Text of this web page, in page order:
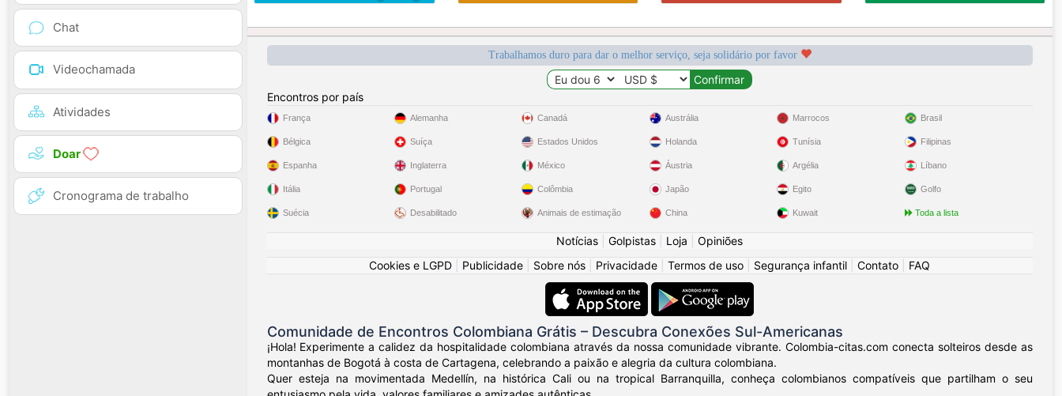
Chat
Videochamada
Atividades
Doar
Cronograma de trabalho
Trabalhamos duro para dar o melhor serviço, seja solidário por favor
Encontros por país
França
Bélgica
Espanha
Itália
Suécia
Alemanha
Suíça
Inglaterra
Portugal
Desabilitado
Canadá
Estados Unidos
México
Colômbia
Animais de estimação
Austrália
Holanda
Áustria
Japão
China
Marrocos
Tunísia
Argélia
Egito
Kuwait
Brasil
Filipinas
Líbano
Golfo
Toda a lista
Notícias Golpistas Loja
Opiniões
Cookies e LGPD
Publicidade Sobre nós Privacidade Termos de uso Segurança infantil Contato FAQ
Comunidade de Encontros Colombiana Grátis – Descubra Conexões Sul-Americanas
¡Hola! Experimente a calidez da hospitalidade colombiana através da nossa comunidade vibrante. Colombia-citas.com conecta solteiros desde as
montanhas de Bogotá à costa de Cartagena, celebrando a paixão e alegria da cultura colombiana.
Quer esteja na movimentada Medellín, na histórica Cali ou na tropical Barranquilla, conheça colombianos compatíveis que partilham o seu